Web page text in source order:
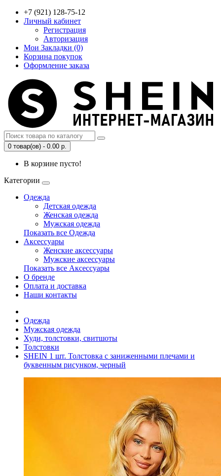
+7 (921) 128-75-12
Личный кабинет
Регистрация
Авторизация
Мои Закладки (0)
Корзина покупок
Оформление заказа
0 товар(ов) - 0.00 р.
В корзине пусто!
Категории
Одежда
Детская одежда
Женская одежда
Мужская одежда
Показать все Одежда
Аксессуары
Женские аксессуары
Мужские аксессуары
Показать все Аксессуары
О бренде
Оплата и доставка
Наши контакты
Одежда
Мужская одежда
Худи, толстовки, свитшоты
Толстовки
SHEIN 1 шт. Толстовка с заниженными плечами и
буквенным рисунком, черный